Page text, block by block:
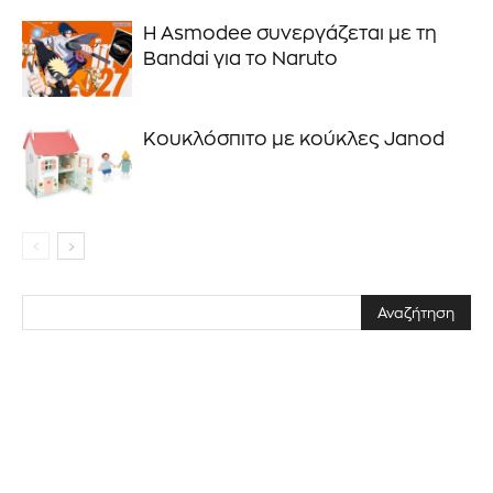
Διάβασα και αποδέχομαι τηνΠολιτική Απορρήτου.
Η Asmodee συνεργάζεται με τη
Bandai για το Naruto
Κουκλόσπιτο με κούκλες Janod